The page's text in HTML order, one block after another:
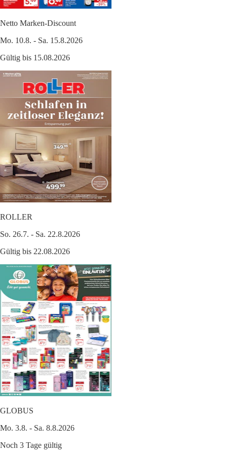
Netto Marken-Discount
Mo. 10.8. - Sa. 15.8.2026
Gültig bis 15.08.2026
ROLLER
So. 26.7. - Sa. 22.8.2026
Gültig bis 22.08.2026
GLOBUS
Mo. 3.8. - Sa. 8.8.2026
Noch 3 Tage gültig